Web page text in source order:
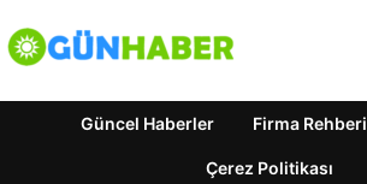
Güncel Haberler Firma Rehberi
Çerez Politikası